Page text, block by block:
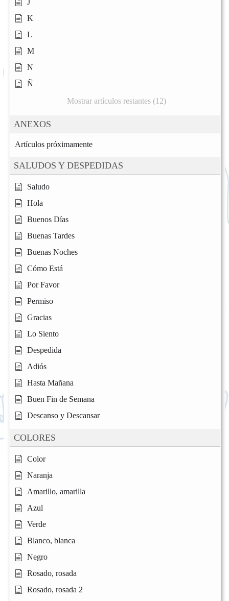
J
K
L
M
N
Ñ
Mostrar artículos restantes (12)
ANEXOS
Artículos próximamente
SALUDOS Y DESPEDIDAS
Saludo
Hola
Buenos Días
Buenas Tardes
Buenas Noches
Cómo Está
Por Favor
Permiso
Gracias
Lo Siento
Despedida
Adiós
Hasta Mañana
Buen Fin de Semana
Descanso y Descansar
COLORES
Color
Naranja
Amarillo, amarilla
Azul
Verde
Blanco, blanca
Negro
Rosado, rosada
Rosado, rosada 2